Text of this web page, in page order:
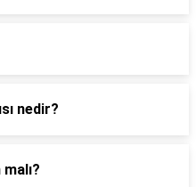
nedir?